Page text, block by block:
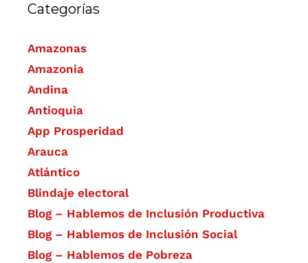
Categorías
Amazonas
Amazonia
Andina
Antioquia
App Prosperidad
Arauca
Atlántico
Blindaje electoral
Blog – Hablemos de Inclusión Productiva
Blog – Hablemos de Inclusión Social
Blog – Hablemos de Pobreza